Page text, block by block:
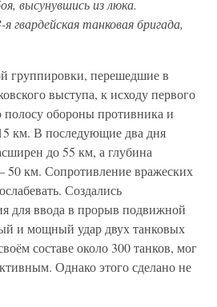
высунувшись из люка.
гвардейская танковая бригада,
группировки, перешедшие в
выступа, к исходу первого
полосу обороны противника и
км. В последующие два дня
до 55 км, а глубина
50 км. Сопротивление вражеских
Создались
для ввода в прорыв подвижной
и мощный удар двух танковых
составе около 300 танков, мог
Однако этого сделано не